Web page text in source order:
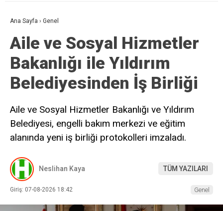
Ana Sayfa › Genel
Aile ve Sosyal Hizmetler
Bakanlığı ile Yıldırım
Belediyesinden İş Birliği
Aile ve Sosyal Hizmetler Bakanlığı ve Yıldırım
Belediyesi, engelli bakım merkezi ve eğitim
alanında yeni iş birliği protokolleri imzaladı.
Neslihan Kaya TÜM YAZILARI
Giriş: 07-08-2026 18:42 Genel